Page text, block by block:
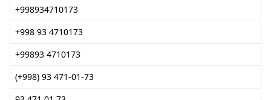
+998934710173
+998 93 4710173
+99893 4710173
(+998) 93 471-01-73